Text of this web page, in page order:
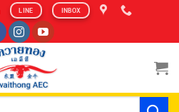
LINE INBOX